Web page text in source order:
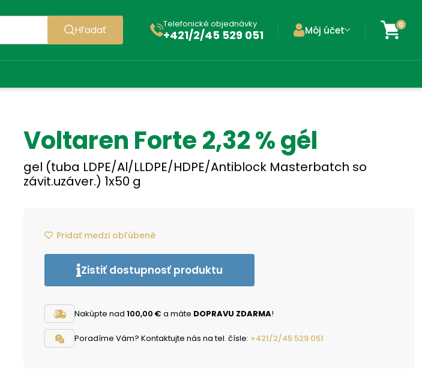
Hľadať Telefonické objednávky
+421/2/45 529 051 Môj účet 0
Voltaren Forte 2,32 % gél
gel (tuba LDPE/Al/LLDPE/HDPE/Antiblock Masterbatch so
závit.uzáver.) 1x50 g
Pridať medzi obľúbené
Zistiť dostupnosť produktu
Nakúpte nad 100,00 € a máte DOPRAVU ZDARMA!
Poradíme Vám? Kontaktujte nás na tel. čísle: +421/2/45 529 051